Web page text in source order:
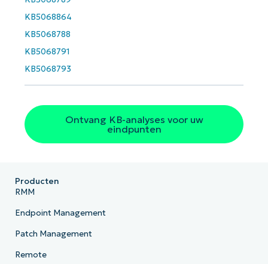
KB5068864
KB5068788
KB5068791
KB5068793
Ontvang KB-analyses voor uw
eindpunten
number*
name*
Producten
RMM
Endpoint Management
Patch Management
Remote